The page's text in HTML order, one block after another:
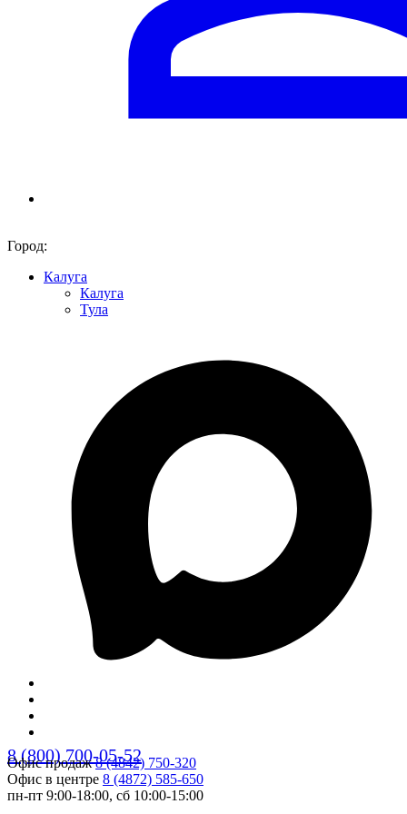
Город:
Калуга
Калуга
Тула
8 (800) 700-05-52
Офис продаж8 (4842) 750-320
Офис в центре 8 (4872) 585-650
пн-пт 9:00-18:00, сб 10:00-15:00